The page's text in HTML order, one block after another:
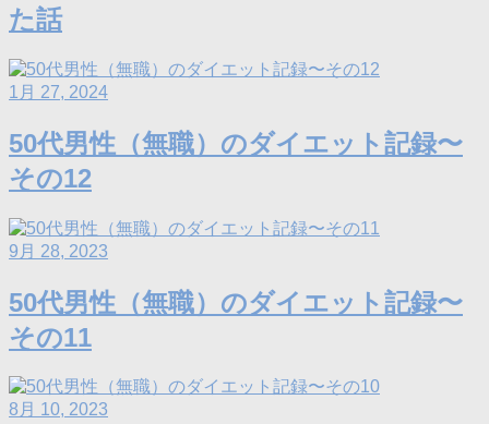
た話
1月 27, 2024
50代男性（無職）のダイエット記録〜
その12
9月 28, 2023
50代男性（無職）のダイエット記録〜
その11
8月 10, 2023